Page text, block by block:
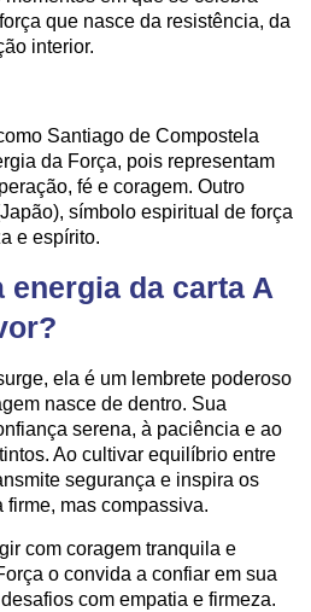
que nasce da resistência, da
interior.
Santiago de Compostela
da Força, pois representam
fé e coragem. Outro
símbolo espiritual de força
e espírito.
energia da carta A
ela é um lembrete poderoso
nasce de dentro. Sua
serena, à paciência e ao
Ao cultivar equilíbrio entre
segurança e inspira os
mas compassiva.
com coragem tranquila e
o convida a confiar em sua
com empatia e firmeza.